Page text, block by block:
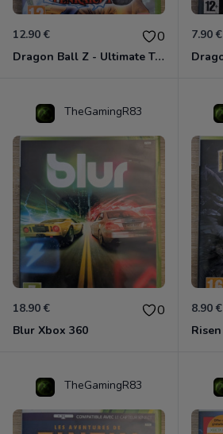
12.90 € 0
Dragon Ball Z - Ultimate Tenkaichi Xbox 360
7.90 €
TheGamingR83
18.90 € 0
Blur Xbox 360
8.90 €
TheGamingR83